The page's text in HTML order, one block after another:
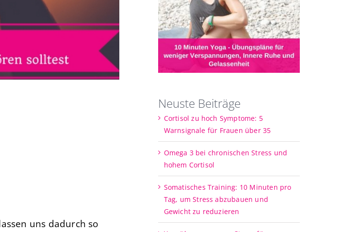
uns dadurch so
Neuste Beiträge
Cortisol zu hoch Symptome: 5
Warnsignale für Frauen über 35
Omega 3 bei chronischen Stress und
hohem Cortisol
Somatisches Training: 10 Minuten pro
Tag, um Stress abzubauen und
Gewicht zu reduzieren